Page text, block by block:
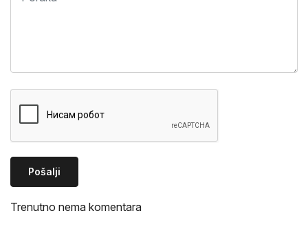
Pošalji
Trenutno nema komentara